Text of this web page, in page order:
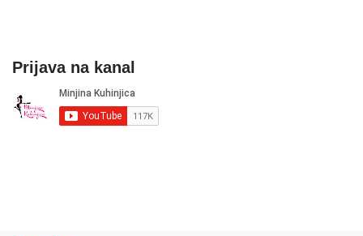
Prijava na kanal